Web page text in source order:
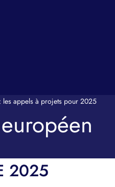
les appels à projets pour 2025
2025